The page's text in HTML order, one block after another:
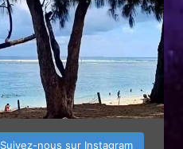
Suivez-nous sur Instagram